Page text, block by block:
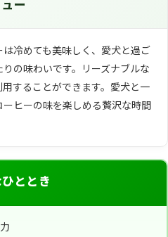
ー
冷めても美味しく、愛犬と過ご
の味わいです。リーズナブルな
することができます。愛犬と一
ヒーの味を楽しめる贅沢な時間
ととき